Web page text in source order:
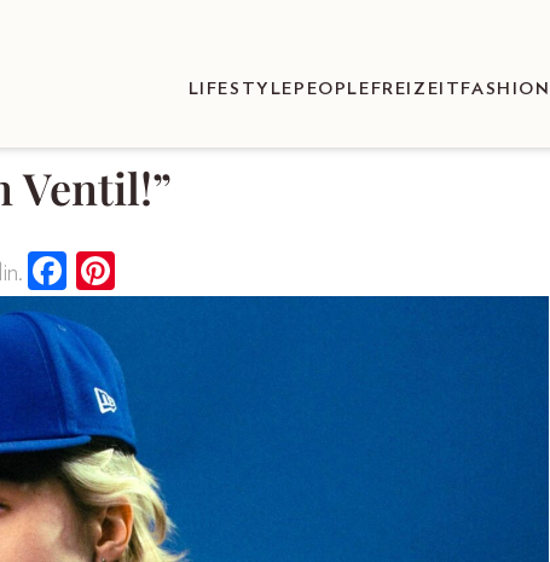
LIFESTYLE PEOPLE FREIZEIT FASHION
Ventil!”